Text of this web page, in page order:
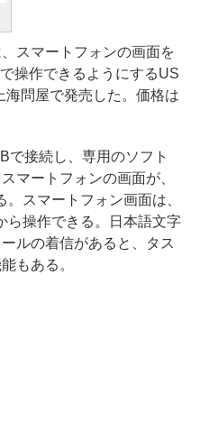
スマートフォンの画面を
操作できるようにするUS
問屋で発売した。価格は
接続し、専用のソフト
マートフォンの画面が、
スマートフォン画面は、
ら操作できる。日本語文字
ルの着信があると、タス
もある。